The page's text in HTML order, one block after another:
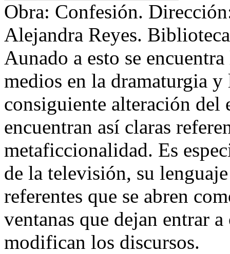
Obra: Confesión.
Alejandra Reyes.
Aunado a esto se
medios en la dramaturgia y
consiguiente alteración del
encuentran así claras
metaficcionalidad. Es
de la televisión, su
referentes que se abren
ventanas que dejan entrar
modifican los discursos.